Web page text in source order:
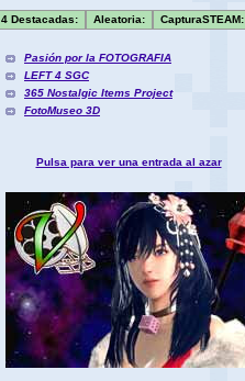
4 Destacadas: Aleatoria: CapturaSTEAM:
Pasión por la FOTOGRAFIA
LEFT 4 SGC
365 Nostalgic Items Project
FotoMuseo 3D
Pulsa para ver una entrada al azar